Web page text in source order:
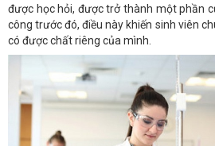
được học hỏi, được trở thành một phần
công trước đó, điều này khiến sinh viên
có được chất riêng của mình.